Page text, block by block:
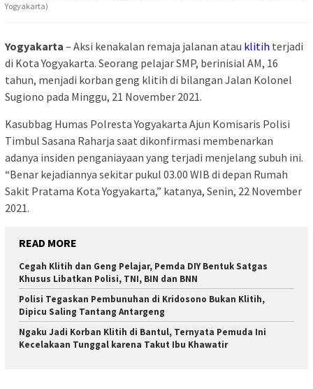
Yogyakarta)
Yogyakarta – Aksi kenakalan remaja jalanan atau klitih terjadi
di Kota Yogyakarta. Seorang pelajar SMP, berinisial AM, 16
tahun, menjadi korban geng klitih di bilangan Jalan Kolonel
Sugiono pada Minggu, 21 November 2021.
Kasubbag Humas Polresta Yogyakarta Ajun Komisaris Polisi
Timbul Sasana Raharja saat dikonfirmasi membenarkan
adanya insiden penganiayaan yang terjadi menjelang subuh ini.
“Benar kejadiannya sekitar pukul 03.00 WIB di depan Rumah
Sakit Pratama Kota Yogyakarta,” katanya, Senin, 22 November
2021.
READ MORE
Cegah Klitih dan Geng Pelajar, Pemda DIY Bentuk Satgas
Khusus Libatkan Polisi, TNI, BIN dan BNN
Polisi Tegaskan Pembunuhan di Kridosono Bukan Klitih,
Dipicu Saling Tantang Antargeng
Ngaku Jadi Korban Klitih di Bantul, Ternyata Pemuda Ini
Kecelakaan Tunggal karena Takut Ibu Khawatir